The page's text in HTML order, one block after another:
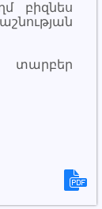
բիզնես
տարբեր